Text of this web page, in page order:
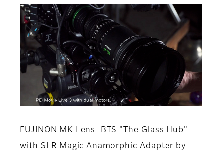
FUJINON MK Lens_BTS "The Glass Hub"
with SLR Magic Anamorphic Adapter by